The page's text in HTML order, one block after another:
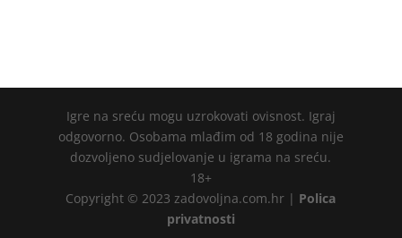
Igre na sreću mogu uzrokovati ovisnost. Igraj
odgovorno. Osobama mlađim od 18 godina nije
dozvoljeno sudjelovanje u igrama na sreću.
18+
Copyright © 2023 zadovoljna.com.hr | Polica
privatnosti